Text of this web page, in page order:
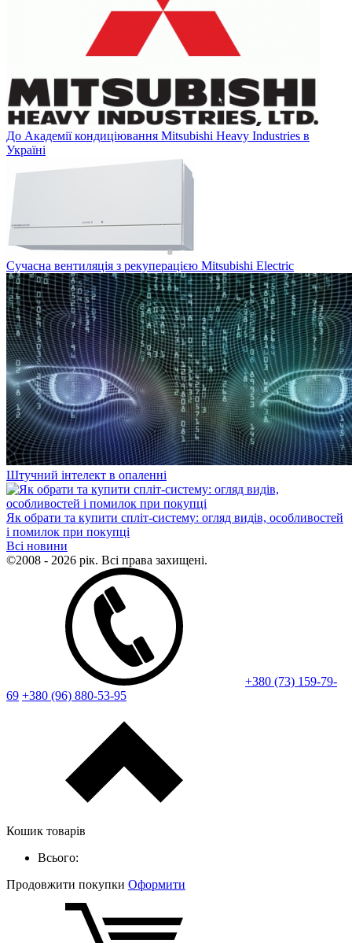
До Академії кондиціювання Mitsubishi Heavy Industries в
Україні
Сучасна вентиляція з рекуперацією Mitsubishi Electric
Штучний інтелект в опаленні
Як обрати та купити спліт-систему: огляд видів, особливостей
і помилок при покупці
Всі новини
©2008 - 2026 рік. Всі права захищені.
+380 (73) 159-79-
69 +380 (96) 880-53-95
Кошик товарів
Всього:
Продовжити покупки Оформити